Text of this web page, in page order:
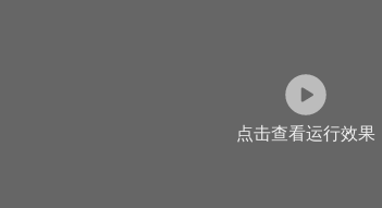
点击查看运行效果